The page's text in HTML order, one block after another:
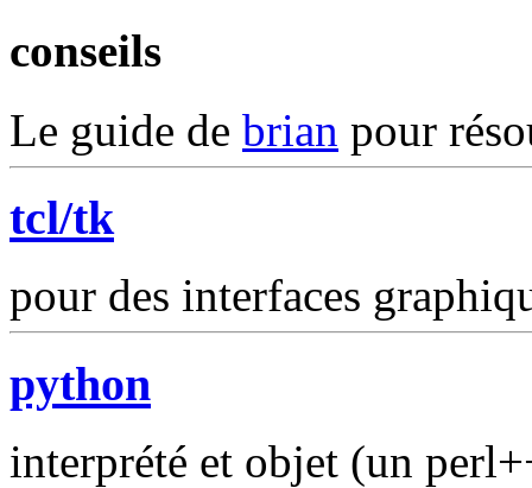
conseils
Le guide de brian pour
tcl/tk
pour des interfaces
python
interprété et objet (un